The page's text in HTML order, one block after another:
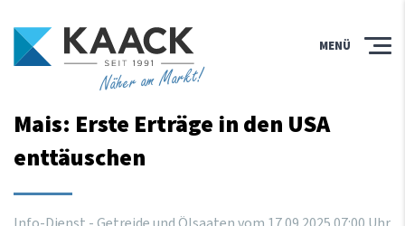
Näher am Markt!
MENÜ
Mais: Erste Erträge in den USA
enttäuschen